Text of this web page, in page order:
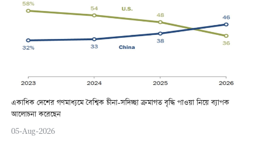
একাধিক দেশের গণমাধ্যমে বৈশ্বিক চীনা-সদিচ্ছা ক্রমাগত বৃদ্ধি পাওয়া নিয়ে ব্যাপক
আলোচনা করেছেন
05-Aug-2026